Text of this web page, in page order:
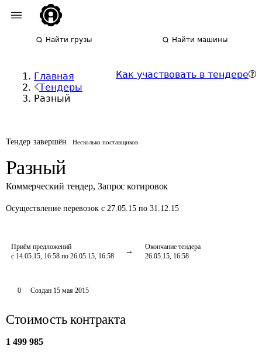
Найти грузы Найти машины
Главная
Тендеры
Разный
Как участвовать в тендере
Тендер завершён Несколько поставщиков
Разный
Коммерческий тендер, Запрос котировок
Осуществление перевозок с 27.05.15 по 31.12.15
Приём предложений
с 14.05.15, 16:58 по 26.05.15, 16:58
Окончание тендера
26.05.15, 16:58
0 Создан 15 мая 2015
Стоимость контракта
1 499 985